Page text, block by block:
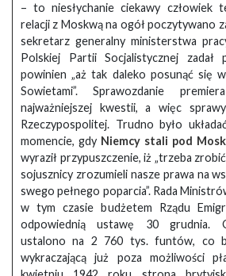
– to niesłychanie ciekawy człowiek
relacji z Moskwą na ogół poczytywano
sekretarz generalny ministerstwa
Polskiej Partii Socjalistycznej zadał
powinien „aż tak daleko posunąć się
Sowietami”. Sprawozdanie
najważniejszej kwestii, a więc
Rzeczypospolitej. Trudno było
momencie, gdy Niemcy stali pod
wyraził przypuszczenie, iż „trzeba
sojusznicy zrozumieli nasze prawa na
swego pełnego poparcia”. Rada
w tym czasie budżetem Rządu
odpowiednią ustawę 30 grudnia.
ustalono na 2 760 tys. funtów, co
wykraczającą już poza możliwości